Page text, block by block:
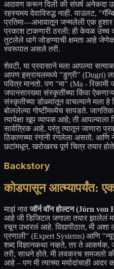
आठवण करून दिली की संघर्ष अनेकदा
रहस्यमय देवाविरुद्ध नाही. याउलट,
प्रतिमा—अभावातून जन्मलेली एक
प्रकाश टाकणारी ठरली: ही केवळ
तुटलेले धागे जोडण्याची क्षमता आहे
स्वरूपात असले तरी.
शेवटी, या प्रवासाने मला आपल्या
आपण इस्रायलमध्ये "डुग्री" (Dugri)
पवित्र मानतो. पण "मा" (Ma - रिकामी
जपानसारख्या संस्कृतींच्या किंवा
संस्कृतीच्या डोळ्यांतून वाचल्याने मला
बोललेल्या गोष्टींमध्येच सापडते. जागतिक
त्यापेक्षा खूप व्यापक आहे; ती
सार्वत्रिक आहे, परंतु त्यातून जाणारा
ठिकाणच्या रंगांनी रंगलेला असतो.
छटांमधून, खरोखरच पूर्ण चित्र तयार
Backstory
कोडपासून आत्म्यापर्यंत:
माझं नावजॉर्न वॉन होल्टन (Jörn von
आहे जी डिजिटल जगाला तयार झालेलं
रचून उभारलं आहे. विद्यापीठात, मी अशा
प्रणाली" (Expert Systems) आणि
शब्द विज्ञानकथा नव्हते, तर ते
तरी, साधने होते. मी लवकरच समजलो की
आहे – पण मी त्याच्या मर्यादांचाही आदर